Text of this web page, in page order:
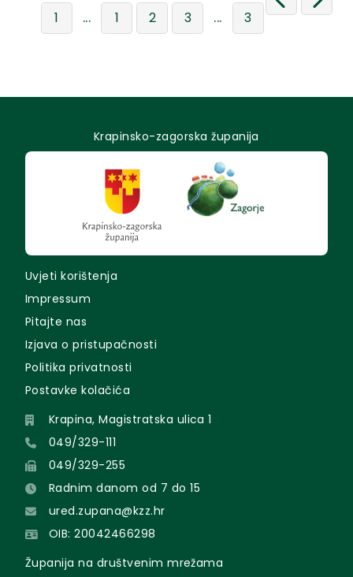
1 ... 1 2 3 ... 3
Krapinsko-zagorska županija
Uvjeti korištenja
Impressum
Pitajte nas
Izjava o pristupačnosti
Politika privatnosti
Postavke kolačića
Krapina, Magistratska ulica 1
049/329-111
049/329-255
Radnim danom od 7 do 15
ured.zupana@kzz.hr
OIB: 20042466298
Županija na društvenim mrežama